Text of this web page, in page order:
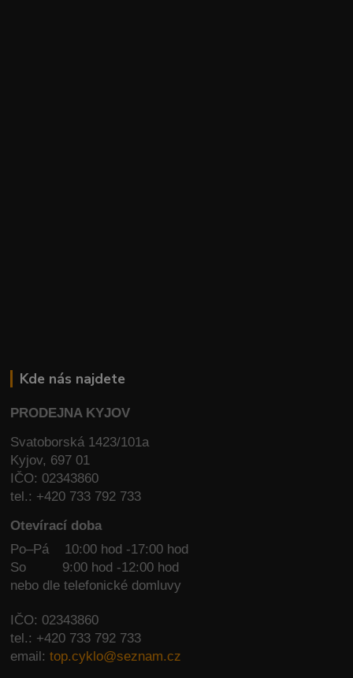
Kde nás najdete
PRODEJNA KYJOV
Svatoborská 1423/101a
Kyjov, 697 01
IČO: 02343860
tel.: +420 733 792 733
Otevírací doba
Po–Pá 10:00 hod -17:00 hod
So
9:00 hod -12:00 hod
nebo dle telefonické domluvy
IČO: 02343860
tel.: +420 733 792 733
email:top.cyklo@seznam.cz